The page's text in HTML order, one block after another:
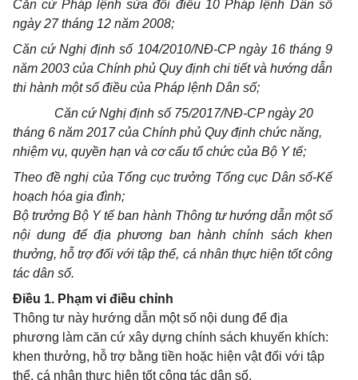
Căn cứ Pháp lệnh sửa đổi điều 10 Pháp lệnh Dân số
ngày 27 tháng 12 năm 2008;
Căn cứ Nghị định số 104/2010/NĐ-CP ngày 16 tháng 9
năm 2003 của Chính phủ Quy định chi tiết và hướng dẫn
thi hành một số điều của Pháp lệnh Dân số;
Căn cứ Nghị định số 75/2017/NĐ-CP ngày 20
tháng 6 năm 2017 của Chính phủ Quy định chức năng,
nhiệm vụ, quyền hạn và cơ cấu tổ chức của Bộ Y tế;
Theo đề nghị của Tổng cục trưởng Tổng cục Dân số-Kế
hoạch hóa gia đình;
Bộ trưởng Bộ Y tế ban hành Thông tư hướng dẫn một số
nội dung để địa phương ban hành chính sách khen
thưởng, hỗ trợ đối với tập thể, cá nhân thực hiện tốt công
tác dân số.
Điều 1. Phạm vi điều chỉnh
Thông tư này hướng dẫn một số nội dung để địa
phương làm căn cứ xây dựng chính sách khuyến khích:
khen thưởng, hỗ trợ bằng tiền hoặc hiện vật đối với tập
thể, cá nhân thực hiện tốt công tác dân số.